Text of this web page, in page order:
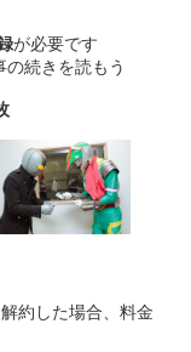
が必要です
の続きを読もう
約した場合、料金